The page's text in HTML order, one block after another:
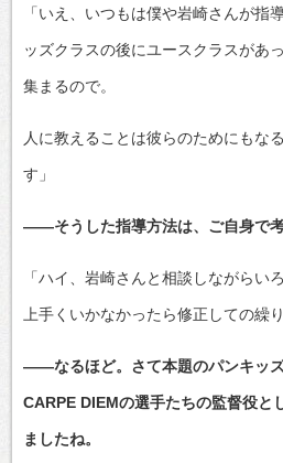
「いえ、いつもは僕や岩崎さんが指
ッズクラスの後にユースクラスがあ
集まるので。
人に教えることは彼らのためにもな
す」
——そうした指導方法は、ご自身で考
「ハイ、岩崎さんと相談しながらい
上手くいかなかったら修正しての繰
——なるほど。さて本題のパンキッ
CARPE DIEMの選手たちの監督役と
ましたね。